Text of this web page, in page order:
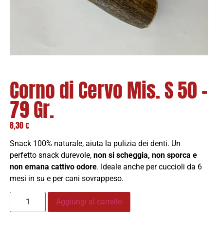
Corno di Cervo Mis. S 50 –
79 Gr.
8,30€
Snack 100% naturale, aiuta la pulizia dei denti. Un
perfetto snack durevole, non si scheggia, non sporca e
non emana cattivo odore. Ideale anche per cuccioli da 6
mesi in su e per cani sovrappeso.
Aggiungi al carrello